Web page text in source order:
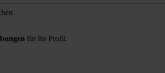
für Ihr Profil.